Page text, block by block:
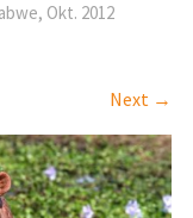
Okt. 2012
Next →